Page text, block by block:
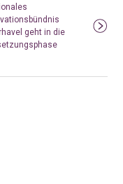
geht in die